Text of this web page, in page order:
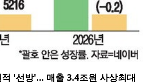
'선방'… 매출 3.4조원 사상최대